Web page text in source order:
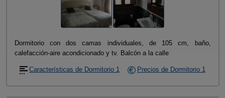
Dormitorio con dos camas individuales, de 105 cm, baño,
calefacción-aire acondicionado y tv. Balcón a la calle
Características de Dormitorio 1 Precios de Dormitorio 1